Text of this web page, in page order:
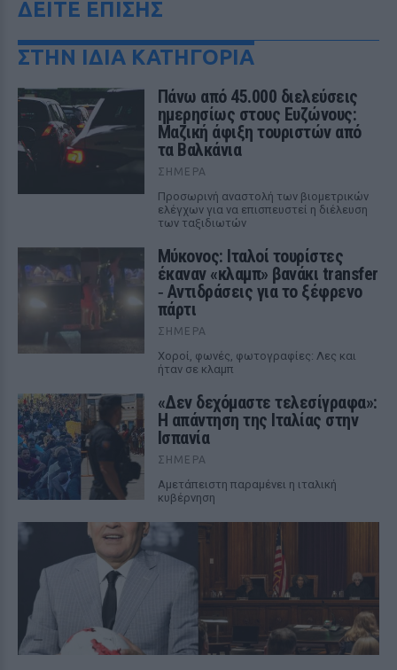
ΔΕΙΤΕ ΕΠΙΣΗΣ
ΣΤΗΝ ΙΔΙΑ ΚΑΤΗΓΟΡΙΑ
Πάνω από 45.000 διελεύσεις
ημερησίως στους Ευζώνους:
Μαζική άφιξη τουριστών από
τα Βαλκάνια
ΣΉΜΕΡΑ
Προσωρινή αναστολή των βιομετρικών
ελέγχων για να επισπευστεί η διέλευση
των ταξιδιωτών
Μύκονος: Ιταλοί τουρίστες
έκαναν «κλαμπ» βανάκι transfer
‑ Αντιδράσεις για το ξέφρενο
πάρτι
ΣΉΜΕΡΑ
Χοροί, φωνές, φωτογραφίες: Λες και
ήταν σε κλαμπ
«Δεν δεχόμαστε τελεσίγραφα»:
Η απάντηση της Ιταλίας στην
Ισπανία
ΣΉΜΕΡΑ
Αμετάπειστη παραμένει η ιταλική
κυβέρνηση